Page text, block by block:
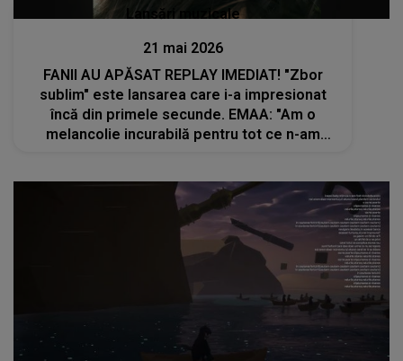
Lansări muzicale
21 mai 2026
FANII AU APĂSAT REPLAY IMEDIAT! "Zbor
sublim" este lansarea care i-a impresionat
încă din primele secunde. EMAA: "Am o
melancolie incurabilă pentru tot ce n-am